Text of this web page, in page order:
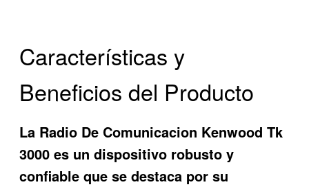
Características y
Beneficios del Producto
La Radio De Comunicacion Kenwood Tk
3000 es un dispositivo robusto y
confiable que se destaca por su